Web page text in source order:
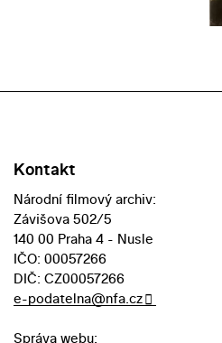
Kontakt
Národní filmový archiv:
Závišova 502/5
140 00 Praha 4 - Nusle
IČO: 00057266
DIČ: CZ00057266
e-podatelna@nfa.cz
Správa webu: